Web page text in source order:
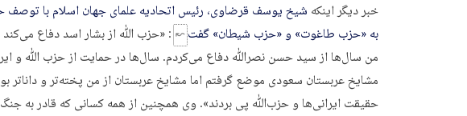
خبر دیگر اینکه شیخ یوسف قرضاوی، رئیس اتحادیه علمای جهان اسلام با
به «حزب طاغوت» و «حزب شیطان» گفت
: «حزب ﷲ از بشار اسد دفاع می‌کند
من سال‌ها از سید حسن نصرﷲ دفاع می‌کردم. سال‌ها در حمایت از حزب ﷲ و
مشایخ عربستان سعودی موضع گرفتم اما مشایخ عربستان از من پخته‌تر و داناتر
حقیقت ایرانی‌ها و حزب‌ﷲ پی بردند». وی همچنین از همه کسانی که قادر به